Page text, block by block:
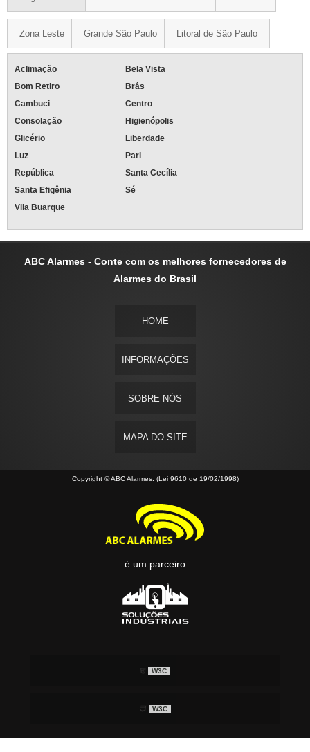
Zona Leste Grande São Paulo Litoral de São Paulo
Aclimação
Bela Vista
Bom Retiro
Brás
Cambuci
Centro
Consolação
Higienópolis
Glicério
Liberdade
Luz
Pari
República
Santa Cecília
Santa Efigênia
Sé
Vila Buarque
ABC Alarmes - Conte com os melhores fornecedores de
Alarmes do Brasil
HOME
INFORMAÇÕES
SOBRE NÓS
MAPA DO SITE
Copyright © ABC Alarmes. (Lei 9610 de 19/02/1998)
é um parceiro
W3C
W3C